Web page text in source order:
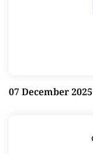
07 December